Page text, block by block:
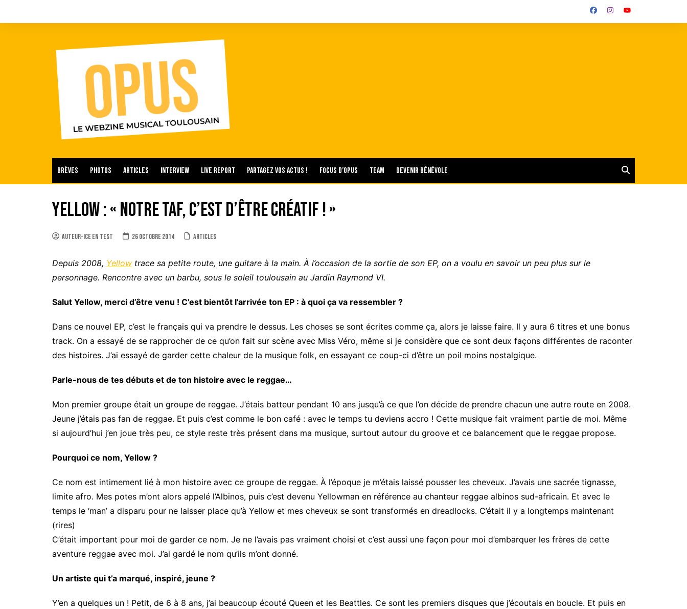
Brèves Photos Articles Interview Live report Partagez vos actus ! Focus d’Opus Team Devenir bénévole
Yellow : « notre taf, c’est d’être créatif ! »
auteur-ice en test 26 octobre 2014 Articles
Depuis 2008, Yellow trace sa petite route, une guitare à la main. À l’occasion de la sortie de son EP, on a voulu en savoir un peu plus sur le
personnage. Rencontre avec un barbu, sous le soleil toulousain au Jardin Raymond VI.
Salut Yellow, merci d’être venu ! C’est bientôt l’arrivée ton EP : à quoi ça va ressembler ?
Dans ce nouvel EP, c’est le français qui va prendre le dessus. Les choses se sont écrites comme ça, alors je laisse faire. Il y aura 6 titres et une bonus
track. On a essayé de se rapprocher de ce qu’on fait sur scène avec Miss Véro, même si je considère que ce sont deux façons différentes de raconter
des histoires. J’ai essayé de garder cette chaleur de la musique folk, en essayant ce coup-ci d’être un poil moins nostalgique.
Parle-nous de tes débuts et de ton histoire avec le reggae…
Mon premier groupe était un groupe de reggae. J’étais batteur pendant 10 ans jusqu’à ce que l’on décide de prendre chacun une autre route en 2008.
Jeune j’étais pas fan de reggae. Et puis c’est comme le bon café : avec le temps tu deviens accro ! Cette musique fait vraiment partie de moi. Même
si aujourd’hui j’en joue très peu, ce style reste très présent dans ma musique, surtout autour du groove et ce balancement que le reggae propose.
Pourquoi ce nom, Yellow ?
Ce nom est intimement lié à mon histoire avec ce groupe de reggae. À l’époque je m’étais laissé pousser les cheveux. J’avais une sacrée tignasse,
limite afro. Mes potes m’ont alors appelé l’Albinos, puis c’est devenu Yellowman en référence au chanteur reggae albinos sud-africain. Et avec le
temps le ‘man’ a disparu pour ne laisser place qu’à Yellow et mes cheveux se sont transformés en dreadlocks. C’était il y a longtemps maintenant
(rires)
C’était important pour moi de garder ce nom. Je ne l’avais pas vraiment choisi et c’est aussi une façon pour moi d’embarquer les frères de cette
aventure reggae avec moi. J’ai gardé le nom qu’ils m’ont donné.
Un artiste qui t’a marqué, inspiré, jeune ?
Y’en a quelques un ! Petit, de 6 à 8 ans, j’ai beaucoup écouté Queen et les Beattles. Ce sont les premiers disques que j’écoutais en boucle. Et puis en